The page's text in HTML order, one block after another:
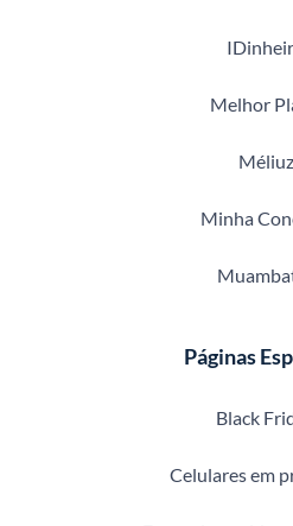
Melhor
Méliuz
Minha
Páginas
Black
Celulares em